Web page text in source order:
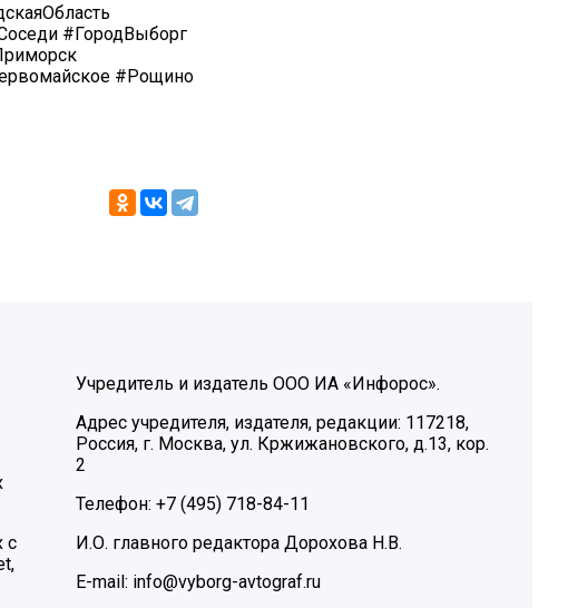
#ГородВыборг
#Рощино
с
Учредитель и издатель ООО ИА «Инфорос».
Адрес учредителя, издателя, редакции: 117218,
Россия, г. Москва, ул. Кржижановского, д.13, кор.
2
Телефон: +7 (495) 718-84-11
И.О. главного редактора Дорохова Н.В.
E-mail: info@vyborg-avtograf.ru